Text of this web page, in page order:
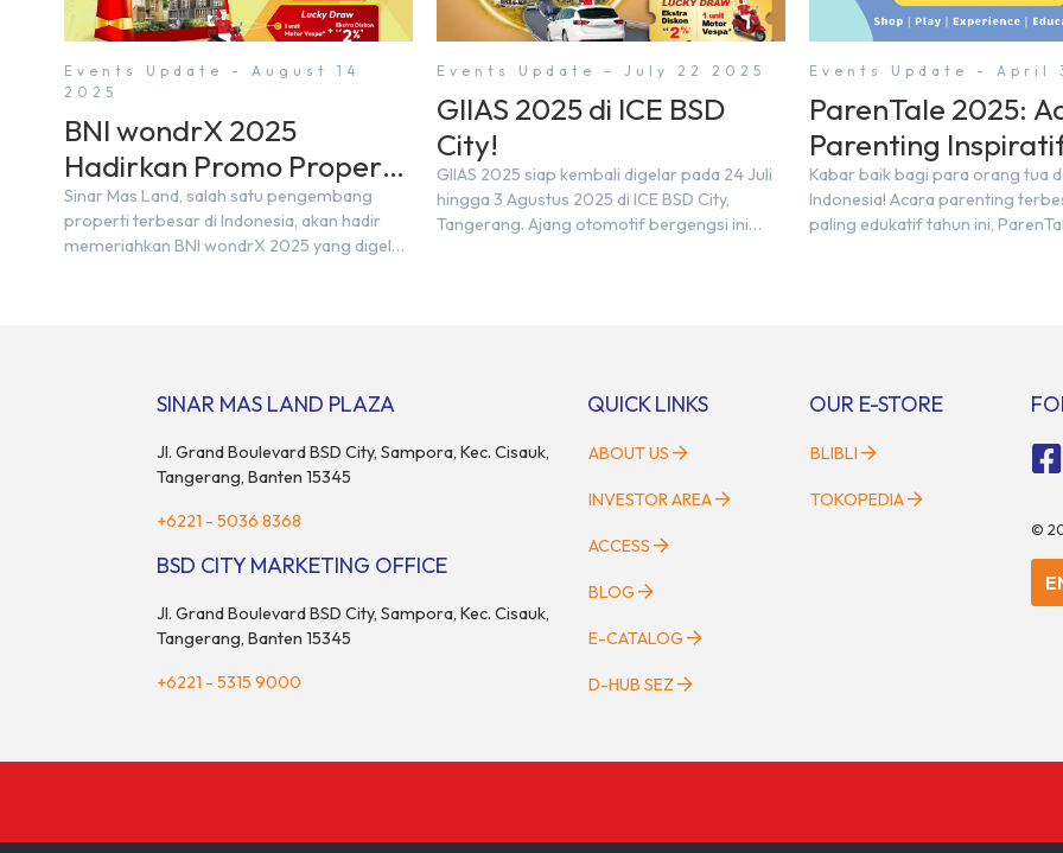
Events Update - August 14
2025
BNI wondrX 2025
Hadirkan Promo Properti
& Hadiah Eksklusif
Sinar Mas Land, salah satu pengembang
properti terbesar di Indonesia, akan hadir
memeriahkan BNI wondrX 2025 yang digelar
dan pengalaman berbeda bagi para pencari
Events Update - July 22 2025
GIIAS 2025 di ICE BSD
City!
GIIAS 2025 siap kembali digelar pada 24 Juli
hingga 3 Agustus 2025 di ICE BSD City,
Tangerang. Ajang otomotif bergengsi ini
Events Update - April
ParenTale 2025:
Parenting
di BSD City!
Kabar baik bagi para orang tua
Indonesia! Acara parenting
paling edukatif tahun ini,
SINAR MAS LAND PLAZA
Jl. Grand Boulevard BSD City, Sampora, Kec. Cisauk,
Tangerang, Banten 15345
+6221 - 5036 8368
BSD CITY MARKETING OFFICE
Jl. Grand Boulevard BSD City, Sampora, Kec. Cisauk,
Tangerang, Banten 15345
+6221 - 5315 9000
QUICK LINKS
ABOUT US
INVESTOR AREA
ACCESS
BLOG
E-CATALOG
D-HUB SEZ
OUR E-STORE
BLIBLI
TOKOPEDIA
©